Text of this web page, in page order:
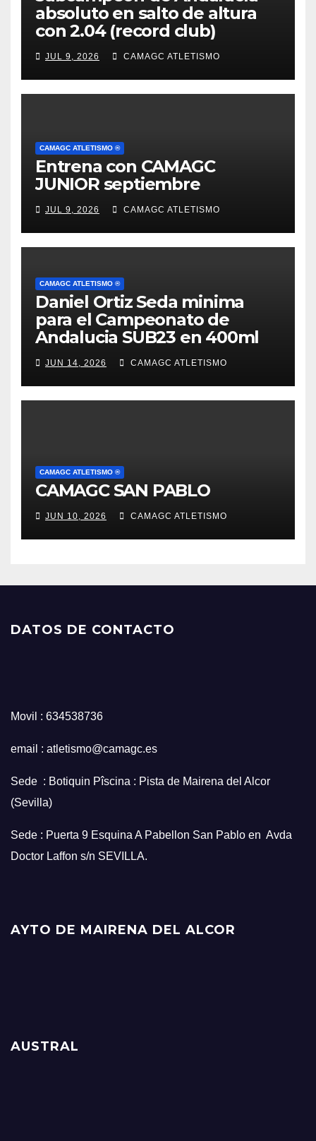
absoluto en salto de altura
con 2.04 (record club)
JUL 9, 2026 CAMAGC ATLETISMO
CAMAGC ATLETISMO ®
Entrena con CAMAGC
JUNIOR septiembre
JUL 9, 2026 CAMAGC ATLETISMO
CAMAGC ATLETISMO ®
Daniel Ortiz Seda minima
para el Campeonato de
Andalucia SUB23 en 400ml
JUN 14, 2026 CAMAGC ATLETISMO
CAMAGC ATLETISMO ®
CAMAGC SAN PABLO
JUN 10, 2026 CAMAGC ATLETISMO
DATOS DE CONTACTO
Movil : 634538736
email : atletismo@camagc.es
Sede : Botiquin Pîscina : Pista de Mairena del Alcor
(Sevilla)
Sede : Puerta 9 Esquina A Pabellon San Pablo en Avda
Doctor Laffon s/n SEVILLA.
AYTO DE MAIRENA DEL ALCOR
AUSTRAL